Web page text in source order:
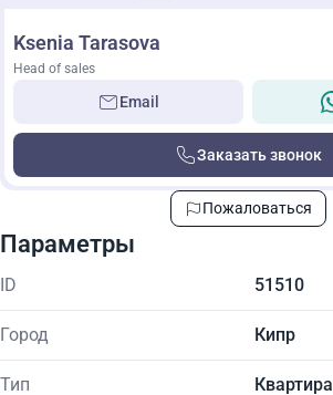
Ksenia Tarasova
Head of sales
Email
Заказать звонок
Пожаловаться
Параметры
ID 51510
Город Кипр
Тип Квартира